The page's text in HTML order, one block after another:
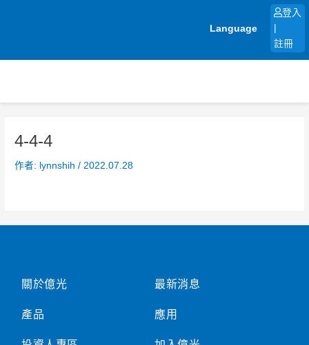
Language
登入
註冊
4-4-4
作者: lynnshih/ 2022.07.28
關於億光
產品
最新消息
應用